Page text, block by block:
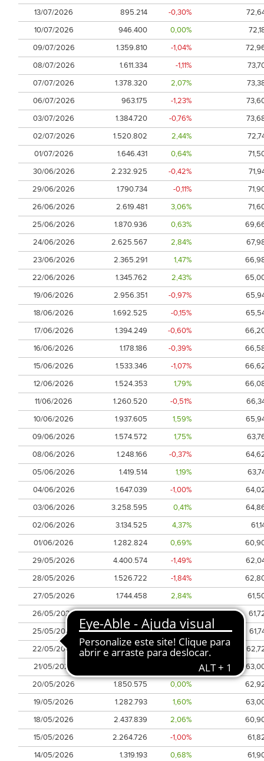
13/07/2026
895.214 -0,30%
10/07/2026
946.400 0,00%
09/07/2026
1.359.810 -1,04%
08/07/2026
1.611.334 -1,11%
07/07/2026
1.378.320 2,07%
06/07/2026
963.175 -1,23%
03/07/2026
1.384.720 -0,76%
02/07/2026
1.520.802 2,44%
01/07/2026
1.646.431 0,64%
30/06/2026
2.232.925 -0,42%
29/06/2026
1.790.734 -0,11%
26/06/2026
2.619.481 3,06%
25/06/2026
1.870.936 0,63%
24/06/2026
2.625.567 2,84%
23/06/2026
2.365.291 1,47%
22/06/2026
1.345.762 2,43%
19/06/2026
2.956.351 -0,97%
18/06/2026
1.692.525 -0,15%
17/06/2026
1.394.249 -0,60%
16/06/2026
1.178.186 -0,39%
15/06/2026
1.533.346 -1,07%
12/06/2026
1.524.353 1,79%
11/06/2026
1.260.520 -0,51%
10/06/2026
1.937.605 1,59%
09/06/2026
1.574.572 1,75%
08/06/2026
1.248.166 -0,37%
05/06/2026
1.419.514 1,19%
04/06/2026
1.647.039 -1,00%
03/06/2026
3.258.595 0,41%
02/06/2026
3.134.525 4,37%
01/06/2026
1.282.824 0,69%
29/05/2026
4.400.574 -1,49%
28/05/2026
1.526.722 -1,84%
27/05/2026
1.744.458 2,84%
26/05/2026
1.146.078 -0,71%
25/05/2026
1.194.527 -0,23%
22/05/2026
1.859.609 -1,59%
21/05/2026
20/05/2026
1.850.575 0,00%
19/05/2026
1.282.793 1,60%
18/05/2026
2.437.839 2,06%
15/05/2026
2.264.726 -1,00%
14/05/2026
1.319.193 0,68%